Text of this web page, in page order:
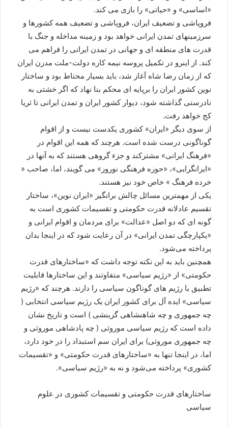
«اساسی» و «حیاتی» را بازی می کند.
فروپاشی و تضعیف ایران، فروپاشی و تضعیف همه کشورها و
سرزمینهای تمدن ایرانی خواهد بود و زمینه مداخله و جنگ با
قدرت های منطقه ای و جهانی در تمدن ایرانی را فراهم می
کند. از اینرو در تکمیل پروسه نیمه کاره دولت-ملت مدرن ایران
که از زمان رضا شاه آغاز شد، باید بسیار محتاط بود و ساختار
نوین کشور ایران را برپایه ای محکم بنا نهاد که اگر خشتی به
نادرستی گذاشته شود، دیوار کشور ایران و تمدن ایرانی تا ثریا
کج خواهد رفت.
از سوی دیگر «ایران» کشوری یکدست نیست و از اقوام
گوناگونی درست شده است. هرچند که همه این اقوام در
«فرهنگ ایرانی» مشترکند و جزء گروهی هستند که به آنها در
«ایرانگرایی»، «حوزه فرهنگی نوروز» می گویند، اما، صاحب «
خرده فرهنگ » خاص خود نیز هستند.
یکی از مهمترین مسائل چالش برانگیز «ایران نوین»، ساختار
تقسیم عادلانه قدرت حکومتی و تقسیمات کشوری است به
گونه ای که دو اصل «عدالت» برای مردمان و اقوام ایرانی و
«یکپارچگی تمدن ایرانی» در آن رعایت شود که در اینجا بدان
پرداخته می‌شود.
همچنین باید به این نکته توجه داشت که «ساختارهای قدرت
حکومتی» از «رژیم سیاسی» متفاوتند و این ساختارها قابلیت
تطبیق با رژیم های گوناگون سیاسی را دارند. هرچند که «رژیم
سیاسی» ایده آل برای کشور ایران یک رژیم سیاسی انتخابی (
چه جمهوری و چه شاهنشاهی گزینشی ) است و تاریخ نشان
داده است که رژیم سیاسی موروثی ( چه پادشاهی موروثی و
چه جمهوری موروثی) برای ایران سم استبداد را در خود دارد،
اما، در اینجا تنها به «ساختارهای قدرت حکومتی» و «تقسیمات
کشوری» پرداخته می‌شود و نه به «رژیم سیاسی».
ساختارهای قدرت حکومتی و تقسیمات کشوری در علوم
سیاسی